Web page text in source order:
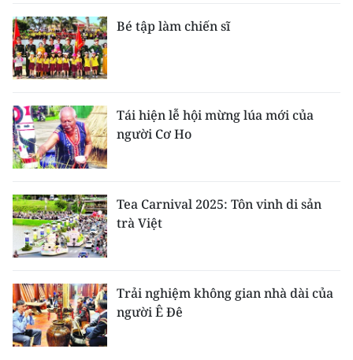
Bé tập làm chiến sĩ
Tái hiện lễ hội mừng lúa mới của
người Cơ Ho
Tea Carnival 2025: Tôn vinh di sản
trà Việt
Trải nghiệm không gian nhà dài của
người Ê Đê